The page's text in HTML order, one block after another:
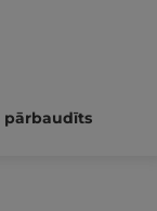
pārbaudīts